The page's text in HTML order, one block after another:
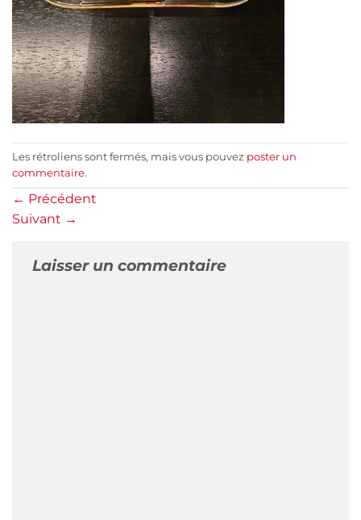
Les rétroliens sont fermés, mais vous pouvez poster un
commentaire.
← Précédent
Suivant →
Laisser un commentaire